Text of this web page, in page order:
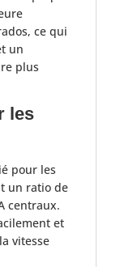
ce qui
un
plus
les
pour les
un ratio de
centraux.
et
vitesse